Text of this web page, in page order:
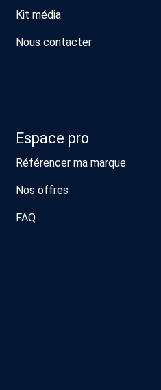
Kit média
Nous contacter
Espace pro
Référencer ma marque
Nos offres
FAQ